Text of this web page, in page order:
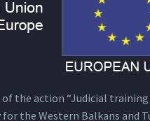
the action “Judicial
the Western Balkans and